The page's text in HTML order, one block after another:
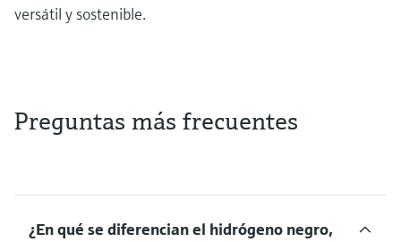
versátil y sostenible.
Preguntas más frecuentes
¿En qué se diferencian el hidrógeno negro,